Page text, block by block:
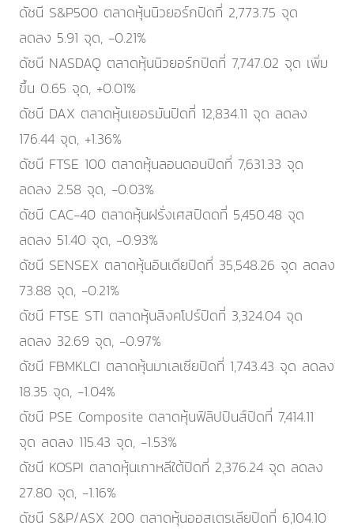
ดัชนี S&P500 ตลาดหุ้นนิวยอร์กปิดที่ 2,773.75 จุด
ลดลง 5.91 จุด, -0.21%
ดัชนี NASDAQ ตลาดหุ้นนิวยอร์กปิดที่ 7,747.02 จุด เพิ่ม
ขึ้น 0.65 จุด, +0.01%
ดัชนี DAX ตลาดหุ้นเยอรมันปิดที่ 12,834.11 จุด ลดลง
176.44 จุด, +1.36%
ดัชนี FTSE 100 ตลาดหุ้นลอนดอนปิดที่ 7,631.33 จุด
ลดลง 2.58 จุด, -0.03%
ดัชนี CAC-40 ตลาดหุ้นฝรั่งเศสปิดดที่ 5,450.48 จุด
ลดลง 51.40 จุด, -0.93%
ดัชนี SENSEX ตลาดหุ้นอินเดียปิดที่ 35,548.26 จุด ลดลง
73.88 จุด, -0.21%
ดัชนี FTSE STI ตลาดหุ้นสิงคโปร์ปิดที่ 3,324.04 จุด
ลดลง 32.69 จุด, -0.97%
ดัชนี FBMKLCI ตลาดหุ้นมาเลเซียปิดที่ 1,743.43 จุด ลดลง
18.35 จุด, -1.04%
ดัชนี PSE Composite ตลาดหุ้นฟิลิปปินส์ปิดที่ 7,414.11
จุด ลดลง 115.43 จุด, -1.53%
ดัชนี KOSPI ตลาดหุ้นเกาหลีใต้ปิดที่ 2,376.24 จุด ลดลง
27.80 จุด, -1.16%
ดัชนี S&P/ASX 200 ตลาดหุ้นออสเตรเลียปิดที่ 6,104.10